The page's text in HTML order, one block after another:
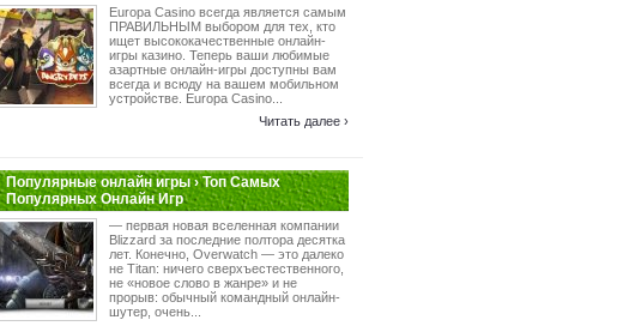
Europa Casino всегда является самым
ПРАВИЛЬНЫМ выбором для тех, кто
ищет высококачественные онлайн-
игры казино. Теперь ваши любимые
азартные онлайн-игры доступны вам
всегда и всюду на вашем мобильном
устройстве. Europa Casino...
Читать далее ›
Популярные онлайн игры › Топ Самых
Популярных Онлайн Игр
— первая новая вселенная компании
Blizzard за последние полтора десятка
лет. Конечно, Overwatch — это далеко
не Titan: ничего сверхъестественного,
не «новое слово в жанре» и не
прорыв: обычный командный онлайн-
шутер, очень...